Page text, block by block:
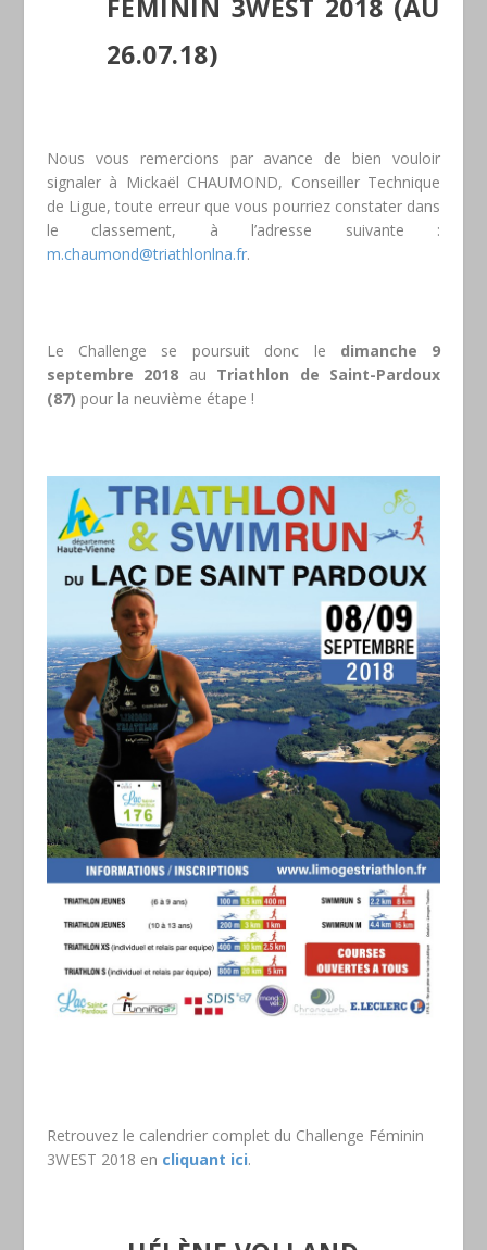
FÉMININ 3WEST 2018 (AU
26.07.18)
Nous vous remercions par avance de bien vouloir
signaler à Mickaël CHAUMOND, Conseiller Technique
de Ligue, toute erreur que vous pourriez constater dans
le classement, à l’adresse suivante :
m.chaumond@triathlonlna.fr.
Le Challenge se poursuit donc le dimanche 9
septembre 2018 au Triathlon de Saint-Pardoux
(87) pour la neuvième étape !
Retrouvez le calendrier complet du Challenge Féminin
3WEST 2018 en cliquant ici.